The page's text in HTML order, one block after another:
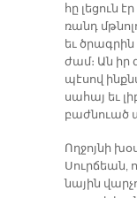
հը լե­ցուն
ռանդ
եւ
ժամ։ Ան իր
պէ­սով
սա­հայ եւ
բաժնուած
Ող­ջոյ­նի
Սուր­ճեան,
նա­յին